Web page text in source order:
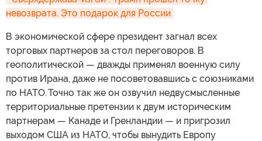
невозврата. Это подарок для России
В экономической сфере президент загнал всех
торговых партнеров за стол переговоров. В
геополитической — дважды применял военную силу
против Ирана, даже не посоветовавшись с союзниками
по НАТО. Точно так же он озвучил недвусмысленные
территориальные претензии к двум историческим
партнерам — Канаде и Гренландии — и пригрозил
выходом США из НАТО, чтобы вынудить Европу